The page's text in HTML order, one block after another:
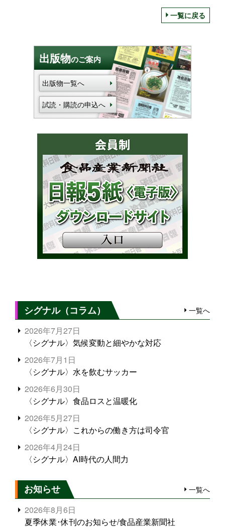
一覧に戻る
出版物のご案内
出版物一覧へ
試読・購読の申込へ
シグナル（コラム） 一覧へ
2026年7月27日
〈シグナル〉気候変動と細やかな対応
2026年7月1日
〈シグナル〉水を飲むサッカー
2026年6月30日
〈シグナル〉食品ロスと温暖化
2026年5月27日
〈シグナル〉これからの働き方は司令官
2026年4月24日
〈シグナル〉AI時代の人間力
お知らせ 一覧へ
2026年8月6日
夏季休業･休刊のお知らせ/食品産業新聞社